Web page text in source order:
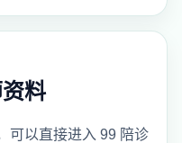
料
可以直接进入 99 陪诊